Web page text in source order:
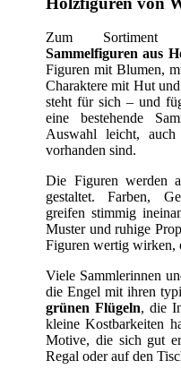
Zum Sortiment
Sammelfiguren aus
Figuren mit Blumen,
Charaktere mit Hut
steht für sich – und
eine bestehende
Auswahl leicht, auch
vorhanden sind.
Die Figuren werden
gestaltet. Farben,
greifen stimmig
Muster und ruhige
Figuren wertig wirken,
Viele Sammlerinnen
die Engel mit ihren
grünen Flügeln, die
kleine Kostbarkeiten
Motive, die sich gut
Regal oder auf den